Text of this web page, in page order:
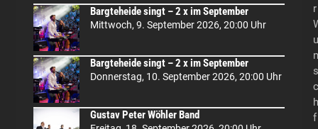
Bargteheide singt – 2 x im September
Mittwoch, 9. September 2026, 20:00 Uhr
Bargteheide singt – 2 x im September
Donnerstag, 10. September 2026, 20:00 Uhr
Gustav Peter Wöhler Band
r
u
n
s
c
h
f